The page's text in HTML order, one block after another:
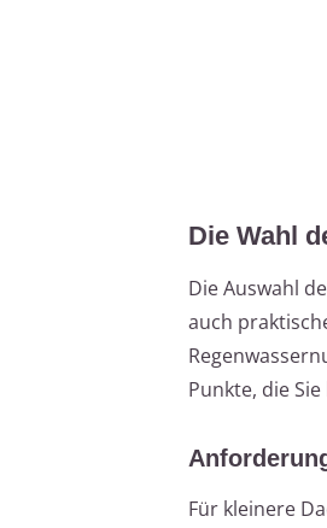
Die Wahl
Die Auswahl
auch
Punkte, die
Für kleinere